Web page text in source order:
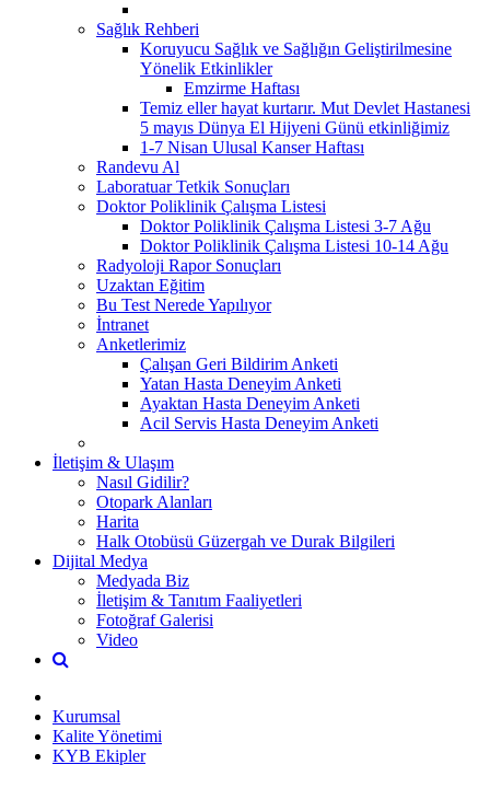
Sağlık Rehberi
Koruyucu Sağlık ve Sağlığın Geliştirilmesine
Yönelik Etkinlikler
Emzirme Haftası
Temiz eller hayat kurtarır. Mut Devlet Hastanesi
5 mayıs Dünya El Hijyeni Günü etkinliğimiz
1-7 Nisan Ulusal Kanser Haftası
Randevu Al
Laboratuar Tetkik Sonuçları
Doktor Poliklinik Çalışma Listesi
Doktor Poliklinik Çalışma Listesi 3-7 Ağu
Doktor Poliklinik Çalışma Listesi 10-14 Ağu
Radyoloji Rapor Sonuçları
Uzaktan Eğitim
Bu Test Nerede Yapılıyor
İntranet
Anketlerimiz
Çalışan Geri Bildirim Anketi
Yatan Hasta Deneyim Anketi
Ayaktan Hasta Deneyim Anketi
Acil Servis Hasta Deneyim Anketi
İletişim & Ulaşım
Nasıl Gidilir?
Otopark Alanları
Harita
Halk Otobüsü Güzergah ve Durak Bilgileri
Dijital Medya
Medyada Biz
İletişim & Tanıtım Faaliyetleri
Fotoğraf Galerisi
Video
Kurumsal
Kalite Yönetimi
KYB Ekipler